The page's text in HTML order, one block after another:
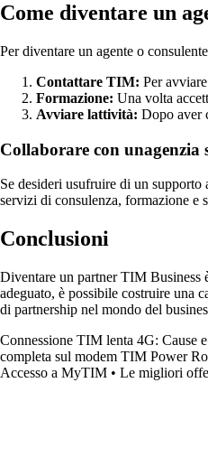
Come diventare un
Per diventare un agente o
Contattare TIM: Per
Formazione: Una volta
Avviare lattività: Dopo aver
Collaborare con
Se desideri usufruire di un
servizi di consulenza, formazione e
Conclusioni
Diventare un partner TIM Business
adeguato, è possibile costruire una
di partnership nel mondo del
Connessione TIM lenta 4G: Cause
completa sul modem TIM Power
Accesso a MyTIM • Le migliori